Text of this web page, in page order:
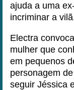
ajuda a uma
incriminar a
Electra
mulher que
em pequenos
personagem
seguir Jéssica